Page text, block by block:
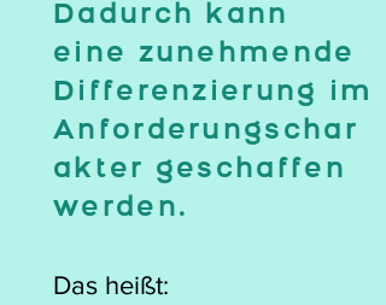
Dadurch kann
eine zunehmende
Differenzierung im
Anforderungschar
akter geschaffen
werden.
Das heißt: